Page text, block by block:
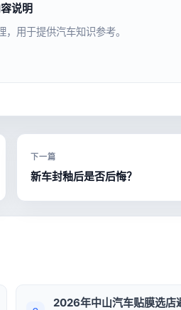
说明
用于提供汽车知识参考。
下一篇
新车封釉后是否后悔？
2026年中山汽车贴膜选店